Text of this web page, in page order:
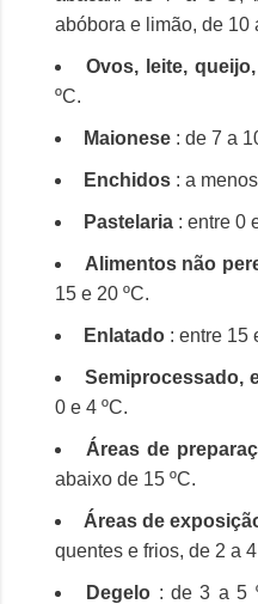
abóbora e limão, de 10
Ovos, leite,
ºC.
Maionese : de 7 a
Enchidos : a
Pastelaria : entre 0
Alimentos não
15 e 20 ºC.
Enlatado : entre 15
Semiprocessado,
0 e 4 ºC.
Áreas de
abaixo de 15 ºC.
Áreas de
quentes e frios, de 2 a 4
Degelo : de 3 a 5